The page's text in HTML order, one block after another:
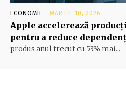
ECONOMIE MARTIE 10, 2026
Apple accelerează
pentru a reduce
produs anul trecut cu 53% mai...